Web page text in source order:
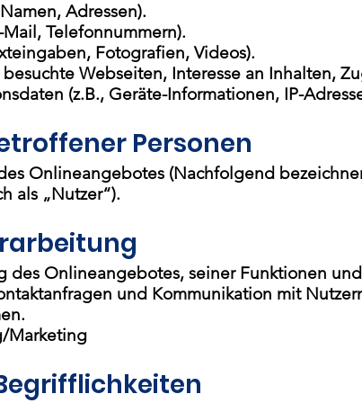
Adressen).
Telefonnummern).
Fotografien, Videos).
Webseiten, Interesse an Inhalten,
(z.B., Geräte-Informationen, IP-
Personen
Onlineangebotes (Nachfolgend
als „Nutzer“).
des Onlineangebotes, seiner Funktionen
und Kommunikation mit
Marketing